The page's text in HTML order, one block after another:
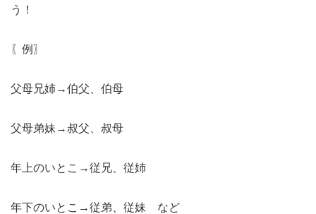
う！
〖例〗
父母兄姉→伯父、伯母
父母弟妹→叔父、叔母
年上のいとこ→従兄、従姉
年下のいとこ→従弟、従妹 など